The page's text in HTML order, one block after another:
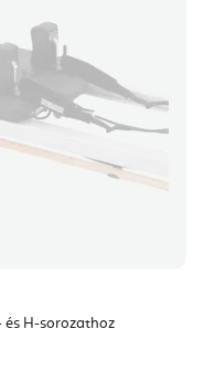
és H-sorozathoz